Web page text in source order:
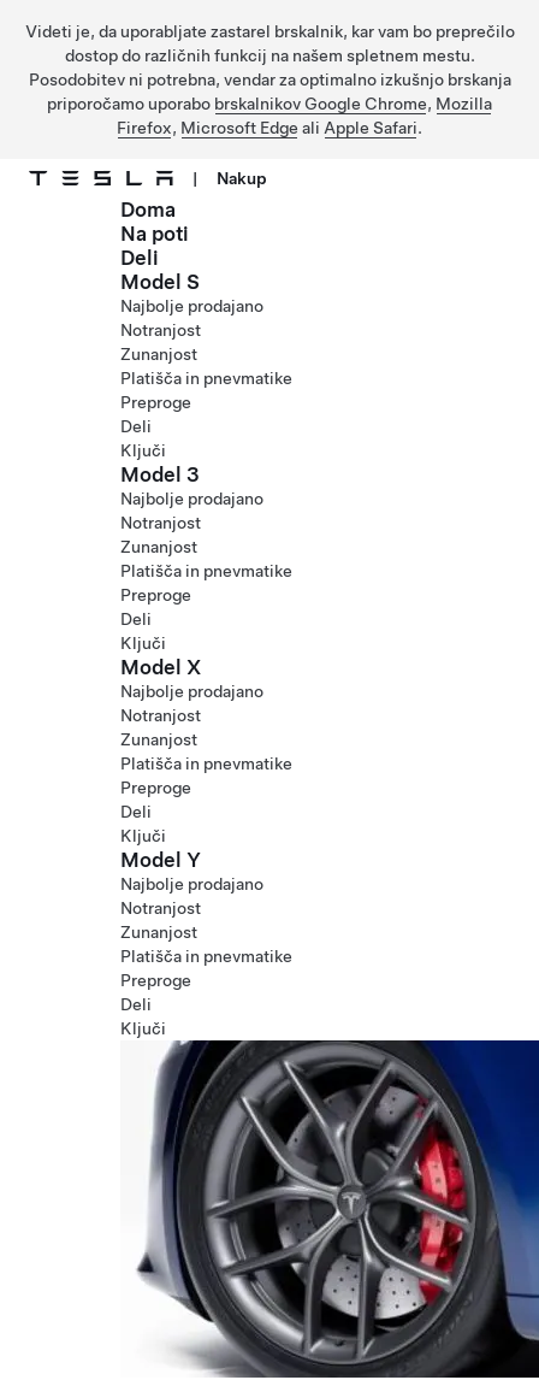
Videti je, da uporabljate zastarel brskalnik, kar vam bo preprečilo
dostop do različnih funkcij na našem spletnem mestu.
Posodobitev ni potrebna, vendar za optimalno izkušnjo brskanja
priporočamo uporabo brskalnikov Google Chrome, Mozilla
Firefox, Microsoft Edge ali Apple Safari.
Preskočite na glavno vsebino
| Nakup
Doma
Na poti
Deli
Model S
Najbolje prodajano
Notranjost
Zunanjost
Platišča in pnevmatike
Preproge
Deli
Ključi
Model 3
Najbolje prodajano
Notranjost
Zunanjost
Platišča in pnevmatike
Preproge
Deli
Ključi
Model X
Najbolje prodajano
Notranjost
Zunanjost
Platišča in pnevmatike
Preproge
Deli
Ključi
Model Y
Najbolje prodajano
Notranjost
Zunanjost
Platišča in pnevmatike
Preproge
Deli
Ključi